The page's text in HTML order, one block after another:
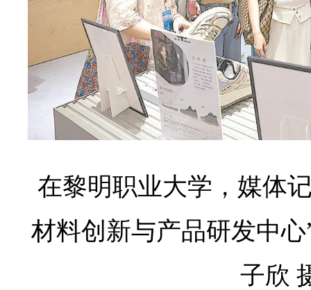
在黎明职业大学，媒体
材料创新与产品研发中
子欣